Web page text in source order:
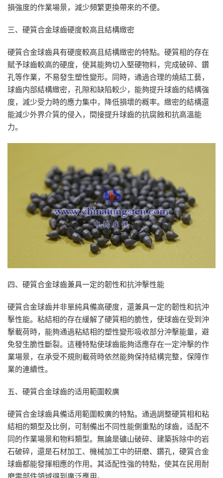
損強度的作業場景，減少頻繁更換帶來的不便。
三、硬質合金球齒硬度較高且結構緻密
硬質合金球齒具有硬度較高且結構緻密的特點。硬質相的存在
賦予球齒較高的硬度，使其能夠切入堅硬物料，完成破碎、鑽
孔等作業，不易發生塑性變形。同時，通過合理的燒結工藝，
球齒内部結構緻密，孔隙和缺陷較少，能夠提升球齒的結構強
度，減少受力時的應力集中，降低損壞的概率。緻密的結構還
能減少外界介質的侵入，間接提升球齒的抗腐蝕和抗高溫能
力。
四、硬質合金球齒兼具一定的韌性和抗沖擊性能
硬質合金球齒并非單純具備高硬度，還兼具一定的韌性和抗沖
擊性能。粘結相的存在緩解了硬質相的脆性，使球齒在受到沖
擊載荷時，能夠通過粘結相的塑性變形吸收部分沖擊能量，避
免發生脆性斷裂。這種特點使球齒能夠适應存在一定沖擊的作
業場景，在承受不規則載荷時依然能夠保持結構完整，保障作
業的連續性。
五、硬質合金球齒的适用範圍較廣
硬質合金球齒具備适用範圍較廣的特點。通過調整硬質相和粘
結相的類型及比例，可制備出不同性能側重點的球齒，适配不
同的作業場景和物料類型。無論是礦山破碎、建築拆除中的岩
石破碎，還是石材加工、機械加工中的研磨、鑽孔，硬質合金
球齒都能發揮相應的作用。其适配性強的特點，使其在民用耐
磨零部件領域得到廣泛應用。